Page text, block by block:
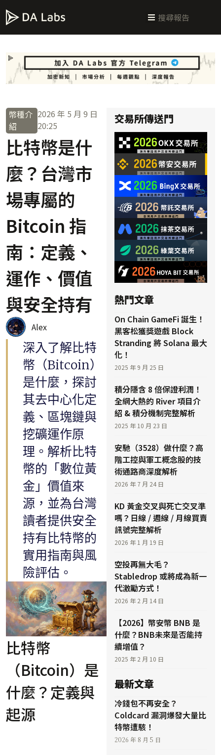
幣種介
紹
2026 年 5 月 9 日
20:25
比特幣是什
麼？台灣市
場專屬的
Bitcoin 指
南：定義、
運作、價值
與安全持有
Alex
深入了解比特
幣（Bitcoin）
是什麼，探討
其去中心化定
義、區塊鏈與
挖礦運作原
理。解析比特
幣的「數位黃
金」價值來
源，並為台灣
讀者提供安全
持有比特幣的
實用指南與風
險評估。
比特幣
（Bitcoin）是
什麼？定義與
起源
交易所傳送門
熱門文章
On Chain GameFi 誕生！
黑客松獲獎遊戲 Block
Stranding 將 Solana 最大
化！
2025 年 9 月 25 日
積分隱含 8 倍保證利潤！
全網大熱的 River 項目介
紹 & 積分機制完整解析
2025 年 10 月 23 日
安馳（3528）做什麼？高
階工控與軍工概念股的技
術通路商深度解析
2026 年 7 月 24 日
KD 黃金交叉與死亡交叉準
嗎？日線 / 週線 / 月線買賣
訊號完整解析
2026 年 1 月 19 日
空投再無大毛？
Stabledrop 或將成為新一
代激勵方式！
2026 年 2 月 14 日
【2026】幣安幣 BNB 是
什麼？BNB未來是否能持
續增值？
2025 年 2 月 10 日
最新文章
冷錢包不再安全？
Coldcard 漏洞爆發大量比
特幣遭駭！
2026 年 8 月 5 日